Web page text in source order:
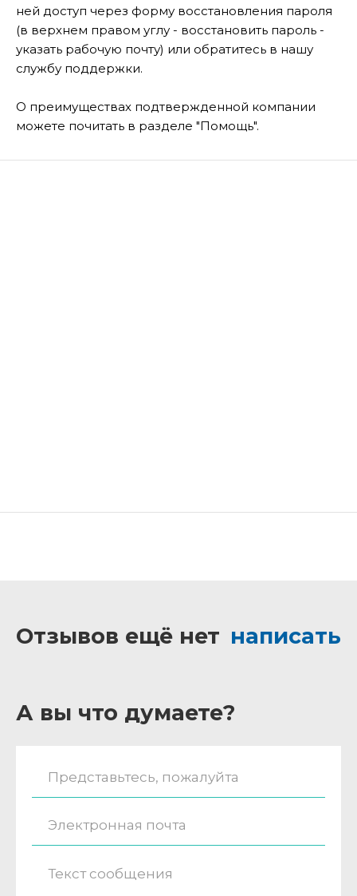
ней доступ через форму восстановления пароля
(в верхнем правом углу - восстановить пароль -
указать рабочую почту) или обратитесь в нашу
службу поддержки.
О преимуществах подтвержденной компании
можете почитать в разделе "Помощь".
Отзывов ещё нет написать
А вы что думаете?